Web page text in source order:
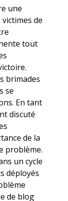
une
de
tout
brimades
se
En tant
discuté
de la
problème.
un cycle
déployés
de blog